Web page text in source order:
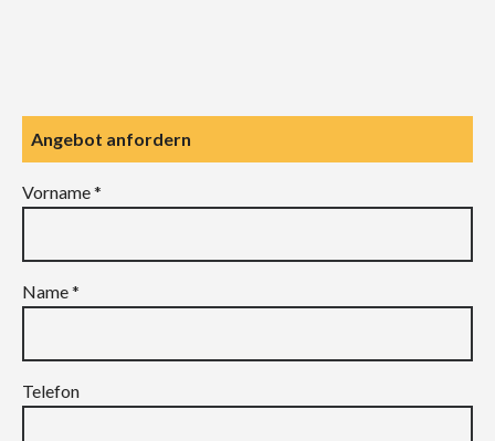
Angebot anfordern
Vorname *
Name *
Telefon